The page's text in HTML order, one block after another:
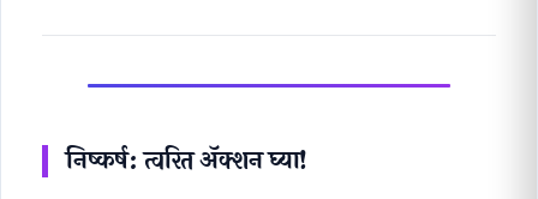
निष्कर्ष: त्वरित ॲक्शन घ्या!